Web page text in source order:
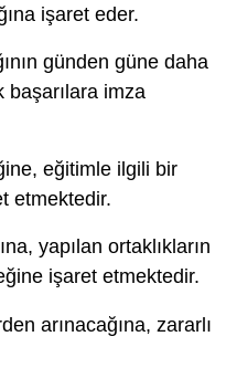
işaret eder.
günden güne daha
başarılara imza
eğitimle ilgili bir
etmektedir.
yapılan ortaklıkların
işaret etmektedir.
arınacağına, zararlı